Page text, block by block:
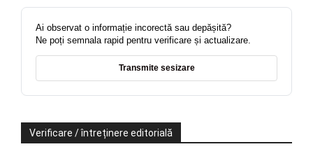
Ai observat o informație incorectă sau depășită?
Ne poți semnala rapid pentru verificare și actualizare.
Transmite sesizare
Verificare / întreținere editorială